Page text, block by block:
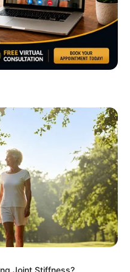
you knew about water
Farewells
Joint Stiffness?